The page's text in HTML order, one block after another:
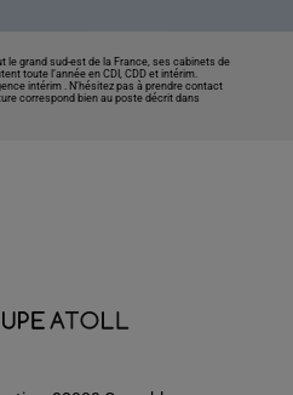
le grand sud-est de la France, ses cabinets de
toute l’année en CDI, CDD et intérim.
intérim . N’hésitez pas à prendre contact
correspond bien au poste décrit dans